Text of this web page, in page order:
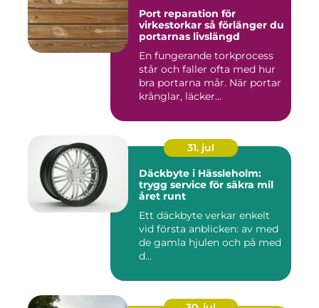
Port reparation för
virkestorkar så förlänger du
portarnas livslängd
En fungerande torkprocess
står och faller ofta med hur
bra portarna mår. När portar
krånglar, läcker...
31. jul
Däckbyte i Hässleholm:
trygg service för säkra mil
året runt
Ett däckbyte verkar enkelt
vid första anblicken: av med
de gamla hjulen och på med
d...